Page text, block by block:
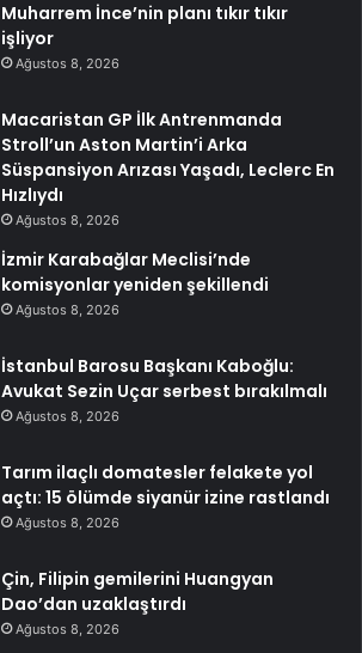
Muharrem İnce’nin planı tıkır tıkır
işliyor
Ağustos 8, 2026
Macaristan GP İlk Antrenmanda
Stroll’un Aston Martin’i Arka
Süspansiyon Arızası Yaşadı, Leclerc En
Hızlıydı
Ağustos 8, 2026
İzmir Karabağlar Meclisi’nde
komisyonlar yeniden şekillendi
Ağustos 8, 2026
İstanbul Barosu Başkanı Kaboğlu:
Avukat Sezin Uçar serbest bırakılmalı
Ağustos 8, 2026
Tarım ilaçlı domatesler felakete yol
açtı: 15 ölümde siyanür izine rastlandı
Ağustos 8, 2026
Çin, Filipin gemilerini Huangyan
Dao’dan uzaklaştırdı
Ağustos 8, 2026